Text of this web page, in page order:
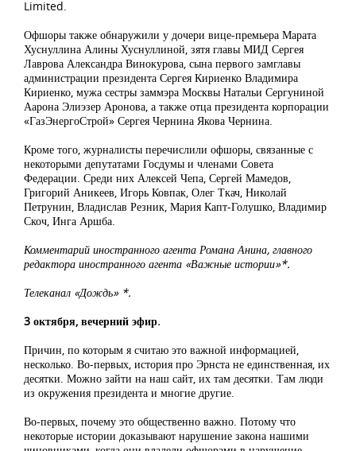
Limited.
Офшоры также обнаружили у дочери вице-премьера Марата
Хуснуллина Алины Хуснуллиной, зятя главы МИД Сергея
Лаврова Александра Винокурова, сына первого замглавы
администрации президента Сергея Кириенко Владимира
Кириенко, мужа сестры заммэра Москвы Натальи Сергуниной
Аарона Элиэзер Аронова, а также отца президента корпорации
«ГазЭнергоСтрой» Сергея Чернина Якова Чернина.
Кроме того, журналисты перечислили офшоры, связанные с
некоторыми депутатами Госдумы и членами Совета
Федерации. Среди них Алексей Чепа, Сергей Мамедов,
Григорий Аникеев, Игорь Ковпак, Олег Ткач, Николай
Петрунин, Владислав Резник, Мария Капт-Голушко, Владимир
Скоч, Инга Аршба.
Комментарий иностранного агента Романа Анина, главного
редактора иностранного агента «Важные истории»*.
Телеканал «Дождь» *.
3 октября, вечерний эфир.
Причин, по которым я считаю это важной информацией,
несколько. Во-первых, история про Эрнста не единственная, их
десятки. Можно зайти на наш сайт, их там десятки. Там люди
из окружения президента и многие другие.
Во-первых, почему это общественно важно. Потому что
некоторые истории доказывают нарушение закона нашими